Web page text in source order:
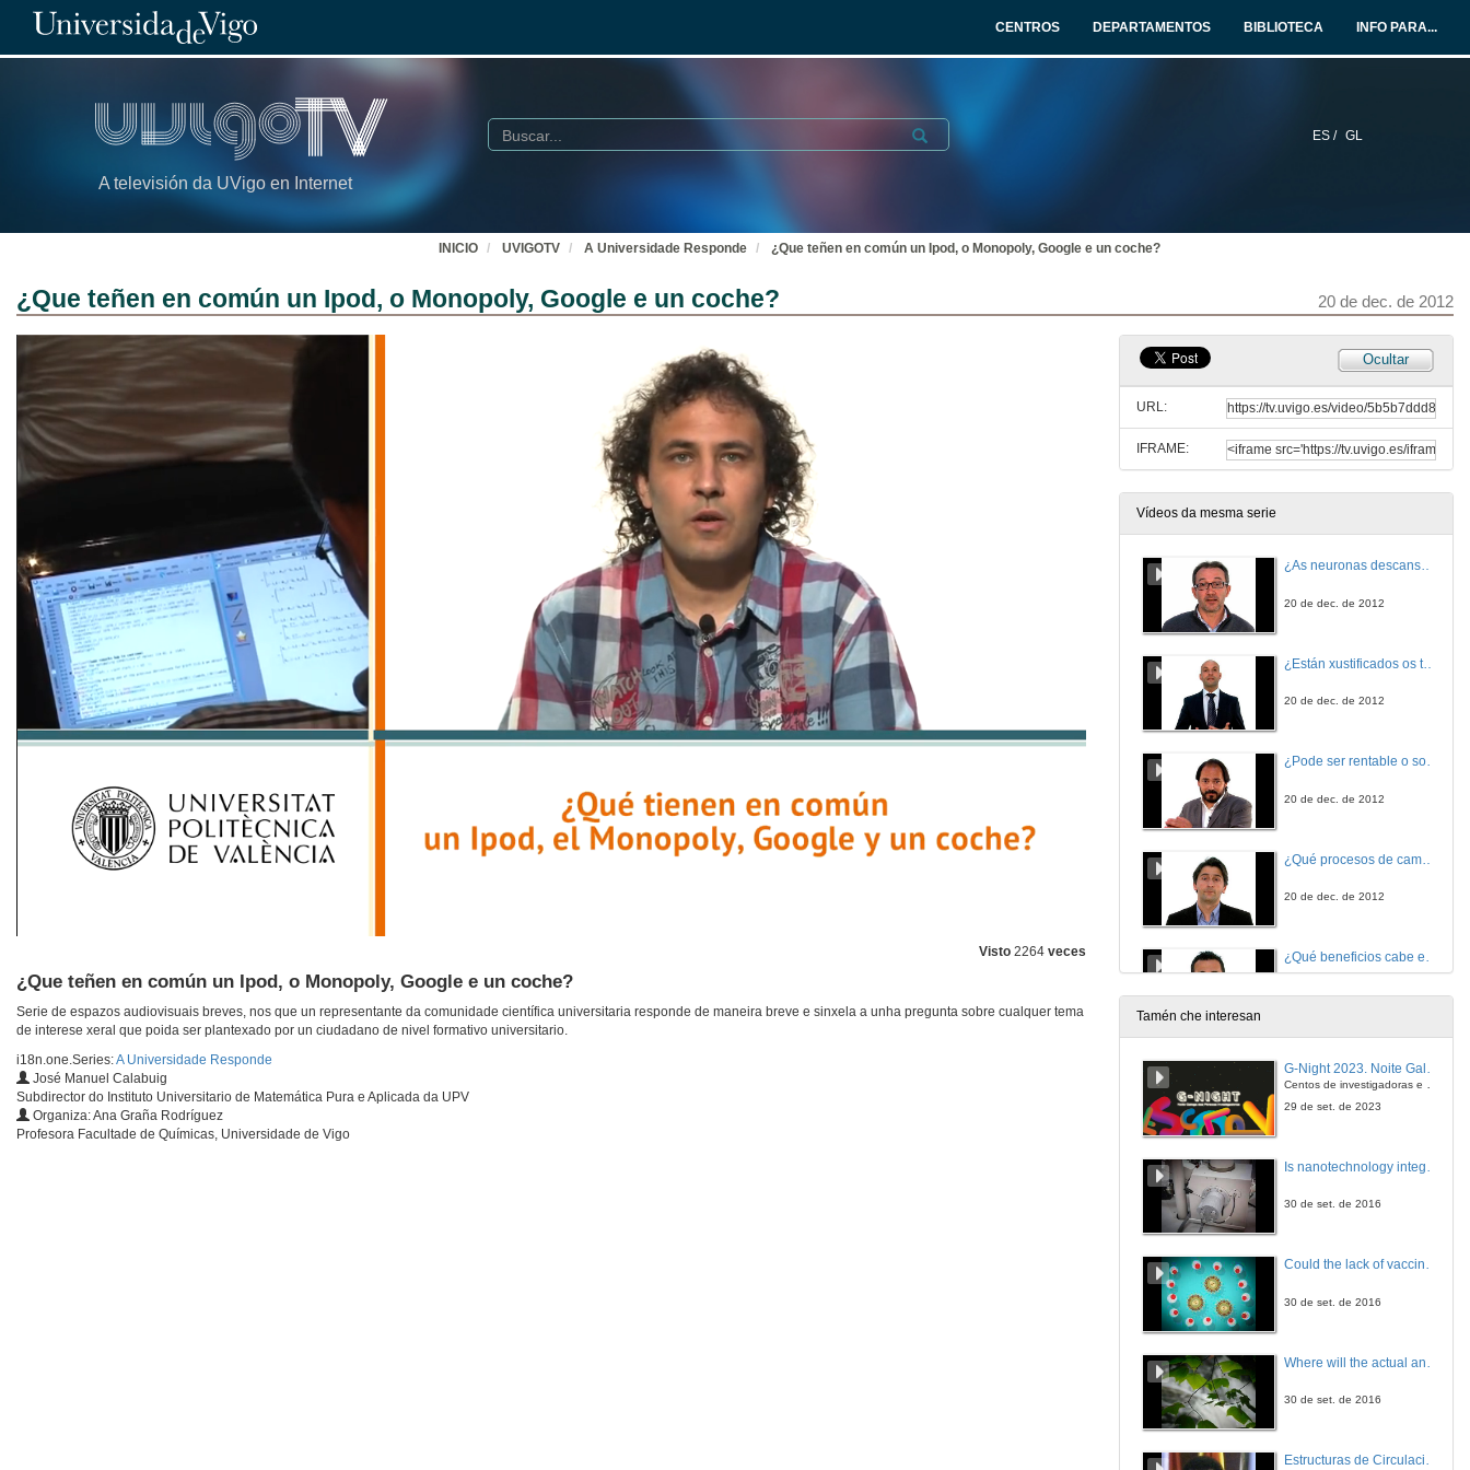
CENTROS DEPARTAMENTOS BIBLIOTECA INFO PARA...
A televisión da UVigo en Internet
ES / GL
Buscar Submit
INICIO UVIGOTV A Universidade Responde ¿Que teñen en común un Ipod, o Monopoly, Google e un coche?
¿Que teñen en común un Ipod, o Monopoly, Google e un coche? 20 de dec. de 2012
Visto 2264 veces
¿Que teñen en común un Ipod, o Monopoly, Google e un coche?
Serie de espazos audiovisuais breves, nos que un representante da comunidade científica universitaria responde de maneira breve e sinxela a unha pregunta sobre cualquer tema
de interese xeral que poida ser plantexado por un ciudadano de nivel formativo universitario.
i18n.one.Series:A Universidade Responde
José Manuel Calabuig
Subdirector do Instituto Universitario de Matemática Pura e Aplicada da UPV
Organiza: Ana Graña Rodríguez
Profesora Facultade de Químicas, Universidade de Vigo
Ocultar
URL:
IFRAME:
Vídeos da mesma serie
¿As neuronas descansan?
20 de dec. de 2012
20 de dec. de 2012
¿Pode ser rentable o software libre?
20 de dec. de 2012
20 de dec. de 2012
¿Qué beneficios cabe esperar das nanotecnoloxías para consumidores e sociedade?
20 de dec. de 2012
20 de dec. de 2012
Tamén che interesan
G-Night 2023. Noite Galega das Persoas Investigadoras. Conciencias creativas
Centos de investigadoras e investigadores, decenas de actividades e sete cidades
29 de set. de 2023
30 de set. de 2016
Could the lack of vaccination bring back erradicated diseases?
30 de set. de 2016
30 de set. de 2016
Estructuras de Circulación Sub-Mesoscalares Incluidas pola Marea nas Marxes Costeiras do Estreito de Xibraltar